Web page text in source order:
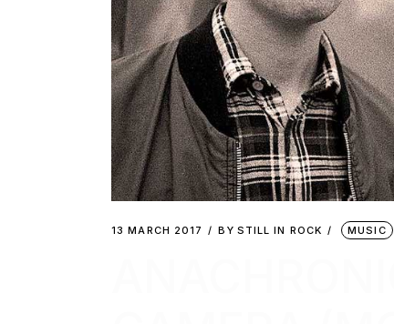
13 MARCH 2017 BY STILL IN ROCK MUSIC